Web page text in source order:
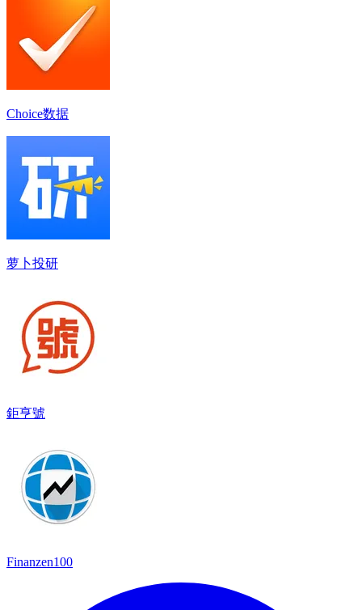
Choice数据
萝卜投研
鉅亨號
Finanzen100